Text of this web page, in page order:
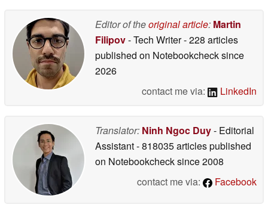
tanıtıldı05/24/2026
başında05/20/2026
Editor of theoriginal article: Martin
Filipov- Tech Writer- 228 articles
published on Notebookchecksince
2026
contact me via:
LinkedIn
Translator: Ninh Ngoc Duy- Editorial
Assistant- 818035 articles published
on Notebookchecksince 2008
contact me via:
Facebook